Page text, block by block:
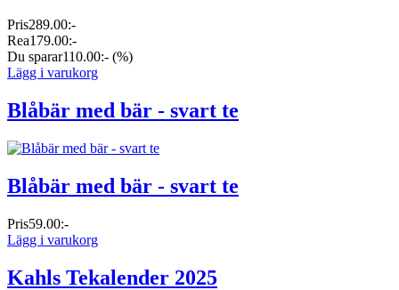
Pris289.00:-
Rea179.00:-
Du sparar110.00:- (%)
Lägg i varukorg
Blåbär med bär - svart te
Blåbär med bär - svart te
Pris59.00:-
Lägg i varukorg
Kahls Tekalender 2025